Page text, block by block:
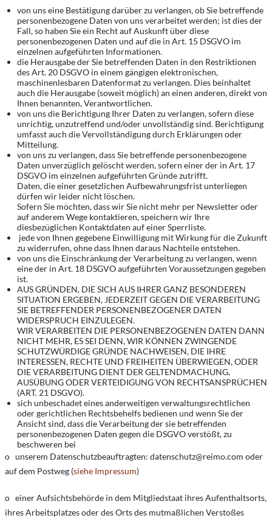
von uns eine Bestätigung darüber zu verlangen, ob Sie betreffende
personenbezogene Daten von uns verarbeitet werden; ist dies der
Fall, so haben Sie ein Recht auf Auskunft über diese
personenbezogenen Daten und auf die in Art. 15 DSGVO im
einzelnen aufgeführten Informationen.
die Herausgabe der Sie betreffenden Daten in den Restriktionen
des Art. 20 DSGVO in einem gängigen elektronischen,
maschinenlesbaren Datenformat zu verlangen. Dies beinhaltet
auch die Herausgabe (soweit möglich) an einen anderen, direkt von
Ihnen benannten, Verantwortlichen.
von uns die Berichtigung Ihrer Daten zu verlangen, sofern diese
unrichtig, unzutreffend und/oder unvollständig sind. Berichtigung
umfasst auch die Vervollständigung durch Erklärungen oder
Mitteilung.
von uns zu verlangen, dass Sie betreffende personenbezogene
Daten unverzüglich gelöscht werden, sofern einer der in Art. 17
DSGVO im einzelnen aufgeführten Gründe zutrifft.
Daten, die einer gesetzlichen Aufbewahrungsfrist unterliegen
dürfen wir leider nicht löschen.
Sofern Sie möchten, dass wir Sie nicht mehr per Newsletter oder
auf anderem Wege kontaktieren, speichern wir Ihre
diesbezüglichen Kontaktdaten auf einer Sperrliste.
jede von Ihnen gegebene Einwilligung mit Wirkung für die Zukunft
zu widerrufen, ohne dass Ihnen daraus Nachteile entstehen.
von uns die Einschränkung der Verarbeitung zu verlangen, wenn
eine der in Art. 18 DSGVO aufgeführten Voraussetzungen gegeben
ist.
AUS GRÜNDEN, DIE SICH AUS IHRER GANZ BESONDEREN
SITUATION ERGEBEN, JEDERZEIT GEGEN DIE VERARBEITUNG
SIE BETREFFENDER PERSONENBEZOGENER DATEN
WIDERSPRUCH EINZULEGEN.
WIR VERARBEITEN DIE PERSONENBEZOGENEN DATEN DANN
NICHT MEHR, ES SEI DENN, WIR KÖNNEN ZWINGENDE
SCHUTZWÜRDIGE GRÜNDE NACHWEISEN, DIE IHRE
INTERESSEN, RECHTE UND FREIHEITEN ÜBERWIEGEN, ODER
DIE VERARBEITUNG DIENT DER GELTENDMACHUNG,
AUSÜBUNG ODER VERTEIDIGUNG VON RECHTSANSPRÜCHEN
(ART. 21 DSGVO).
sich unbeschadet eines anderweitigen verwaltungsrechtlichen
oder gerichtlichen Rechtsbehelfs bedienen und wenn Sie der
Ansicht sind, dass die Verarbeitung der sie betreffenden
personenbezogenen Daten gegen die DSGVO verstößt, zu
beschweren bei
o unserem Datenschutzbeauftragten: datenschutz@reimo.com oder
auf dem Postweg (siehe Impressum)
o einer Aufsichtsbehörde in dem Mitgliedstaat ihres Aufenthaltsorts,
ihres Arbeitsplatzes oder des Orts des mutmaßlichen Verstoßes